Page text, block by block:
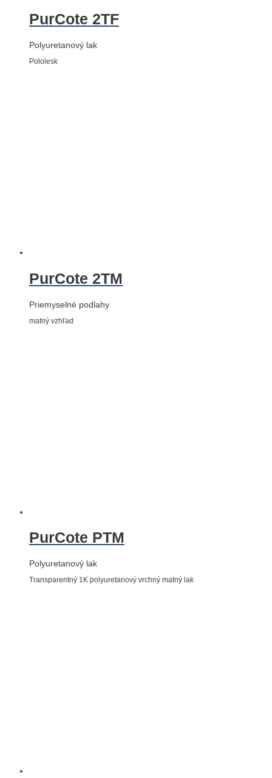
PurCote 2TF
Polyuretanový lak
Pololesk
PurCote 2TM
Priemyselné podlahy
matný vzhľad
PurCote PTM
Polyuretanový lak
Transparentný 1K polyuretanový vrchný matný lak